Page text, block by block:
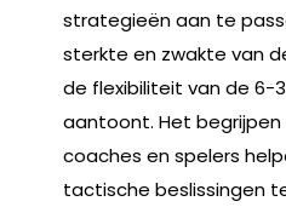
strategieën aan te
sterkte en zwakte van
de flexibiliteit van de 6-
aantoont. Het
coaches en spelers
tactische beslissingen